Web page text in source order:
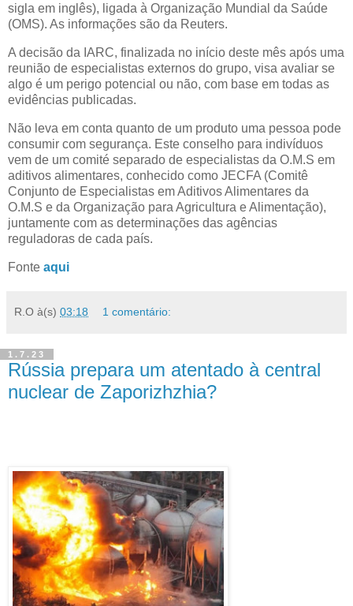
sigla em inglês), ligada à Organização Mundial da Saúde
(OMS). As informações são da Reuters.
A decisão da IARC, finalizada no início deste mês após uma
reunião de especialistas externos do grupo, visa avaliar se
algo é um perigo potencial ou não, com base em todas as
evidências publicadas.
Não leva em conta quanto de um produto uma pessoa pode
consumir com segurança. Este conselho para indivíduos
vem de um comité separado de especialistas da O.M.S em
aditivos alimentares, conhecido como JECFA (Comitê
Conjunto de Especialistas em Aditivos Alimentares da
O.M.S e da Organização para Agricultura e Alimentação),
juntamente com as determinações das agências
reguladoras de cada país.
Fonte aqui
R.O à(s) 03:18 1 comentário:
1.7.23
Rússia prepara um atentado à central
nuclear de Zaporizhzhia?